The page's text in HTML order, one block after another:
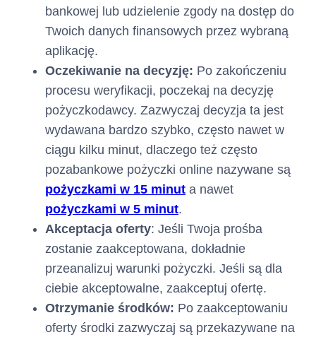
następującej kolejności:
odsetki za opóźnienie,
odsetek za opóźnienie
(tj. najpóźniej
wymagalnych),
opłaty za udzielenie i
korzystanie z Limitu
Kredytowego, w
kolejności: (i) odsetki,
poczynając od
najpóźniej (tj.
najpóźniej
wymagalnych), (ii)
Prowizja, poczynając
od Prowizji naliczonej
najpóźniej (tj.
najpóźniej
wymagalnej),
bankowej lub udzielenie zgody na dostęp do
Twoich danych finansowych przez wybraną
aplikację.
Oczekiwanie na decyzję: Po zakończeniu
procesu weryfikacji, poczekaj na decyzję
pożyczkodawcy. Zazwyczaj decyzja ta jest
wydawana bardzo szybko, często nawet w
ciągu kilku minut, dlaczego też często
pozabankowe pożyczki online nazywane są
pożyczkami w 15 minut a nawet
pożyczkami w 5 minut.
Akceptacja oferty: Jeśli Twoja prośba
zostanie zaakceptowana, dokładnie
przeanalizuj warunki pożyczki. Jeśli są dla
ciebie akceptowalne, zaakceptuj ofertę.
Otrzymanie środków: Po zaakceptowaniu
oferty środki zazwyczaj są przekazywane na